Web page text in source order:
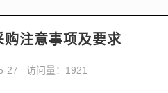
购注意事项及要求
27 访问量：1921